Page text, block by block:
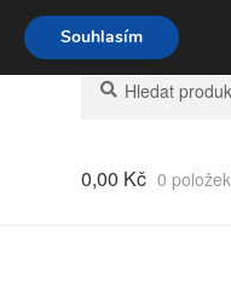
9-16 704 494 494
Hledat:
Hledat
0,00 Kč 0 položek
Souhlasím